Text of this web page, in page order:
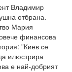
Владимир
отбрана.
Мария
финансова
"Киев се
илюстрира
е най-добрият